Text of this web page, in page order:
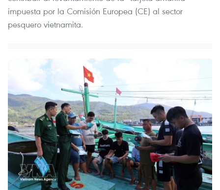
impuesta por la Comisión Europea (CE) al sector
pesquero vietnamita.